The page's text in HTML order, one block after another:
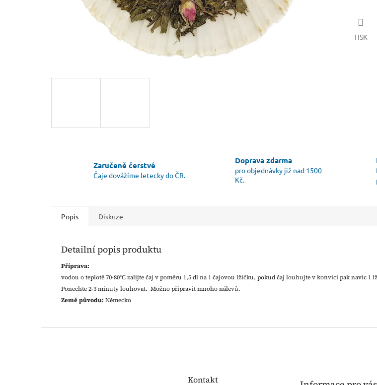
TISK
Zaručeně čerstvé
Čaje dovážíme letecky do ČR.
Doprava zdarma
pro objednávky již nad 1500
Kč.
Popis Diskuze
Detailní popis produktu
Příprava:
vodou o teplotě 70-80°C zalijte čaj v poměru 1,5 dl na 1 čajovou lžičku, pokud čaj louhujte v konvici pak navíc 1
Ponechte 2-3 minuty louhovat. Možno připravit mnoho nálevů.
Země původu: Německo
Kontakt